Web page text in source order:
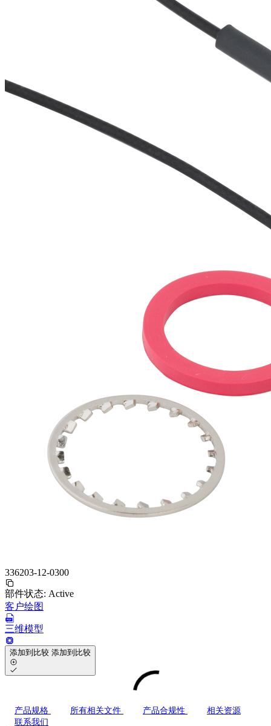
336203-12-0300
部件状态: Active
客户绘图
三维模型
添加到比较 添加到比较
产品规格 所有相关文件 产品合规性
相关资源
联系我们